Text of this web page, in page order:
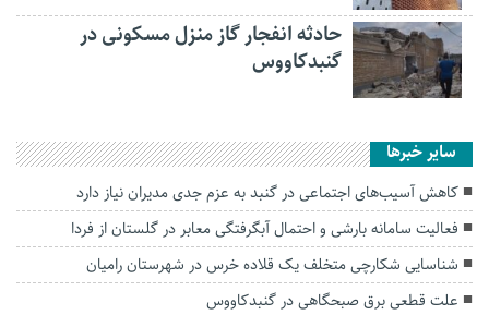
حادثه انفجار گاز منزل مسکونی در
گنبدکاووس
سایر خبرها
کاهش آسیب‌های اجتماعی در گنبد به عزم جدی مدیران نیاز دارد
فعالیت سامانه بارشی و احتمال آبگرفتگی معابر در گلستان از فردا
شناسایی شکارچی متخلف یک قلاده خرس در شهرستان رامیان
علت قطعی برق صبحگاهی در گنبدکاووس